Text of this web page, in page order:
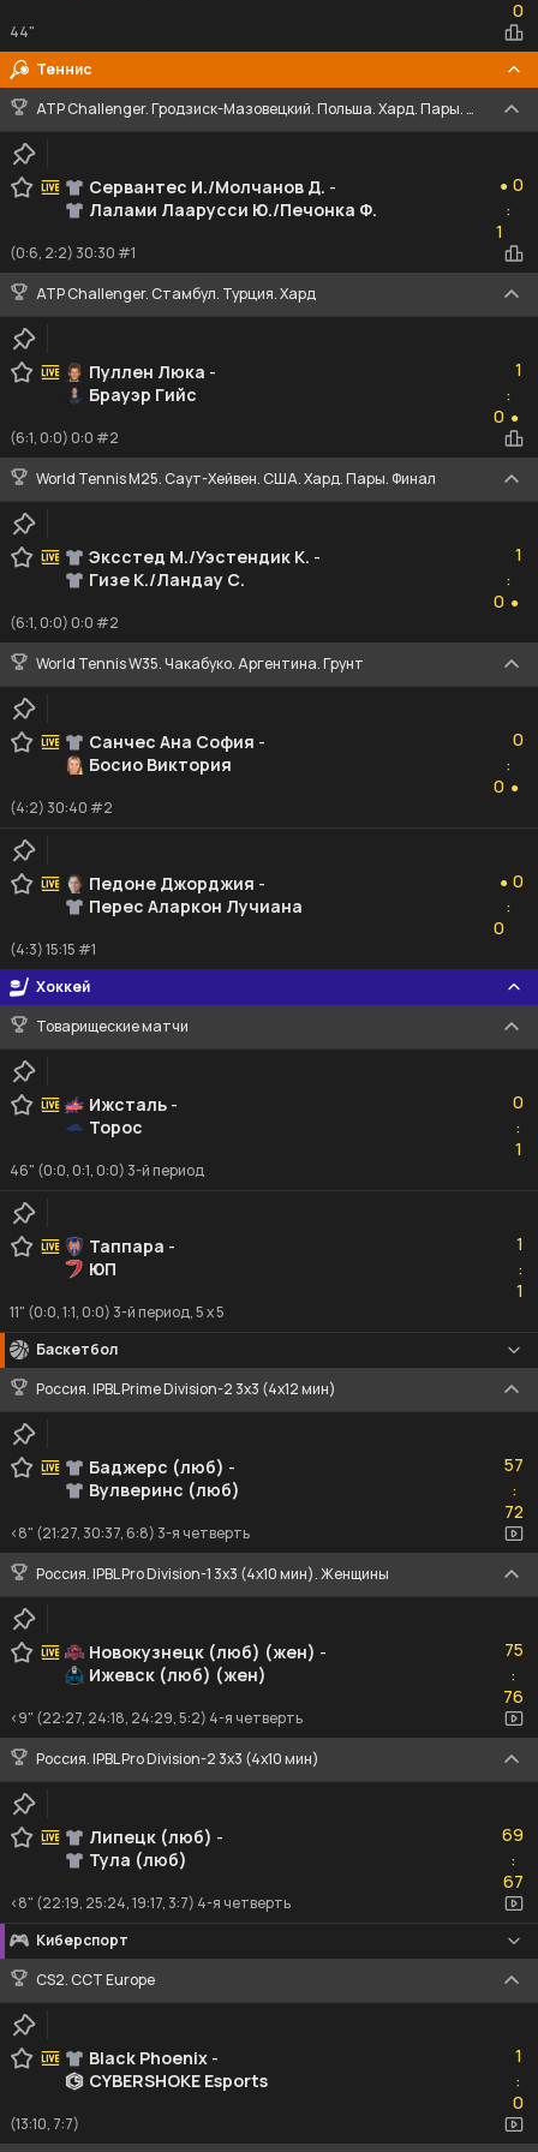
0
44"
Теннис
ATP Challenger. Гродзиск-Мазовецкий. Польша. Хард. Пары. Финал
Сервантес И./Молчанов Д. -
Лалами Лаарусси Ю./Печонка Ф.
● 0
:
1
(0:6, 2:2) 30:30 #1
ATP Challenger. Стамбул. Турция. Хард
Пуллен Люка -
Брауэр Гийс
1
:
0 ●
(6:1, 0:0) 0:0 #2
World Tennis M25. Саут-Хейвен. США. Хард. Пары. Финал
Эксстед М./Уэстендик К. -
Гизе К./Ландау С.
1
:
0 ●
(6:1, 0:0) 0:0 #2
World Tennis W35. Чакабуко. Аргентина. Грунт
Санчес Ана София -
Босио Виктория
0
:
0 ●
(4:2) 30:40 #2
Педоне Джорджия -
Перес Аларкон Лучиана
● 0
:
0
(4:3) 15:15 #1
Хоккей
Товарищеские матчи
Ижсталь -
Торос
0
:1
1
46" (0:0, 0:1, 0:0) 3-й период
Таппара -
ЮП
1
:1
1
11" (0:0, 1:1, 0:0) 3-й период, 5 x 5
Баскетбол
Россия. IPBL Prime Division-2 3x3 (4x12 мин)
Баджерс (люб) -
Вулверинс (люб)
57
:72
72
<8" (21:27, 30:37, 6:8) 3-я четверть
Россия. IPBL Pro Division-1 3x3 (4x10 мин). Женщины
Новокузнецк (люб) (жен) -
Ижевск (люб) (жен)
75
:76
76
<9" (22:27, 24:18, 24:29, 5:2) 4-я четверть
Россия. IPBL Pro Division-2 3x3 (4x10 мин)
Липецк (люб) -
Тула (люб)
69
:67
67
<8" (22:19, 25:24, 19:17, 3:7) 4-я четверть
Киберспорт
CS2. CCT Europe
Black Phoenix -
CYBERSHOKE Esports
1
:0
0
(13:10, 7:7)